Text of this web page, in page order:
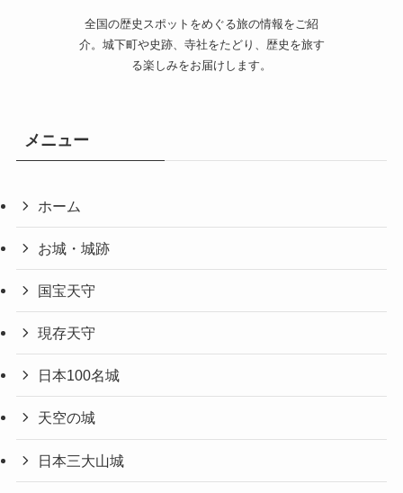
全国の歴史スポットをめぐる旅の情報をご紹
介。城下町や史跡、寺社をたどり、歴史を旅す
る楽しみをお届けします。
メニュー
ホーム
お城・城跡
国宝天守
現存天守
日本100名城
天空の城
日本三大山城